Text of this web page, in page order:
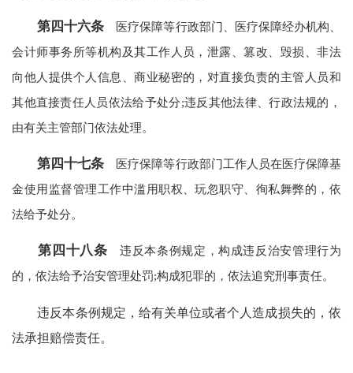
第四十六条 医疗保障等行政部门、医疗保障经办机构、
会计师事务所等机构及其工作人员，泄露、篡改、毁损、非法
向他人提供个人信息、商业秘密的，对直接负责的主管人员和
其他直接责任人员依法给予处分;违反其他法律、行政法规的，
由有关主管部门依法处理。
第四十七条 医疗保障等行政部门工作人员在医疗保障基
金使用监督管理工作中滥用职权、玩忽职守、徇私舞弊的，依
法给予处分。
第四十八条 违反本条例规定，构成违反治安管理行为
的，依法给予治安管理处罚;构成犯罪的，依法追究刑事责任。
违反本条例规定，给有关单位或者个人造成损失的，依
法承担赔偿责任。